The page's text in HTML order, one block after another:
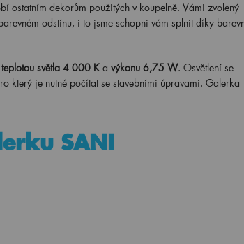
ostatním dekorům použitých v koupelně. Vámi zvolený
odstínu, i to jsme schopni vám splnit díky
teplotou světla 4 000 Ka výkonu 6,75 W. Osvětlení se
který je nutné počítat se stavebními úpravami. Galerka
SANI